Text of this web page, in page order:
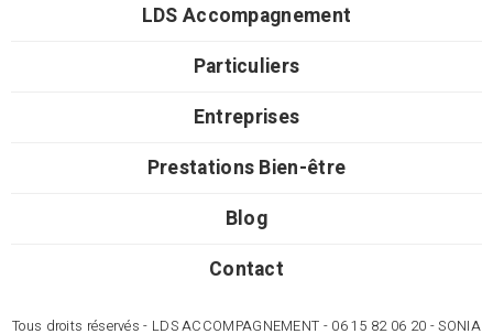
LDS Accompagnement
Particuliers
Entreprises
Prestations Bien-être
Blog
Contact
Tous droits réservés - LDS ACCOMPAGNEMENT - 06 15 82 06 20 - SONIA